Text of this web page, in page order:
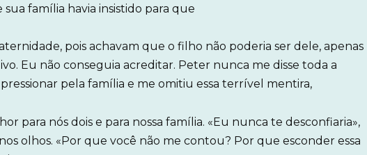
família havia insistido para que
pois achavam que o filho não poderia ser dele, apenas
Eu não conseguia acreditar. Peter nunca me disse toda a
pela família e me omitiu essa terrível mentira,
para nós dois e para nossa família. «Eu nunca te desconfiaria»,
olhos. «Por que você não me contou? Por que esconder essa